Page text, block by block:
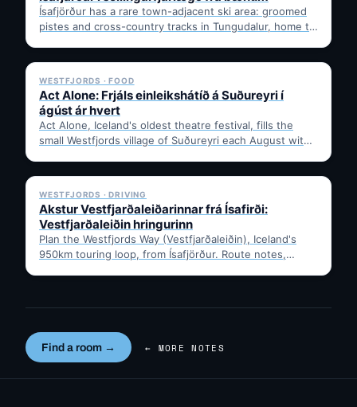
Ísafjörður has a rare town-adjacent ski area: groomed
pistes and cross-country tracks in Tungudalur, home to
✓ 6 JUL
WESTFJORDS · FOOD
Act Alone: Frjáls einleikshátíð á Suðureyri í
ágúst ár hvert
Act Alone, Iceland's oldest theatre festival, fills the
small Westfjords village of Suðureyri each August with
✓ 6 JUL
WESTFJORDS · DRIVING
Akstur Vestfjarðaleiðarinnar frá Ísafirði:
Vestfjarðaleiðin hringurinn
Plan the Westfjords Way (Vestfjarðaleiðin), Iceland's
950km touring loop, from Ísafjörður. Route notes,
Find a room → ← MORE NOTES